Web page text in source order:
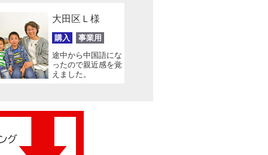
大田区Ｌ様
購入
事業用
途中から中国語にな
ったので親近感を覚
えました。